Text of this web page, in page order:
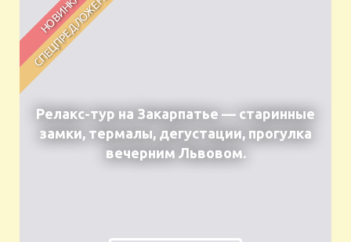
Релакс-тур на Закарпатье — старинные
замки, термалы, дегустации, прогулка
вечерним Львовом.